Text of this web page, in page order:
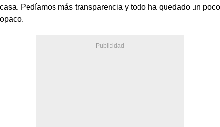
casa. Pedíamos más transparencia y todo ha quedado un poco
opaco.